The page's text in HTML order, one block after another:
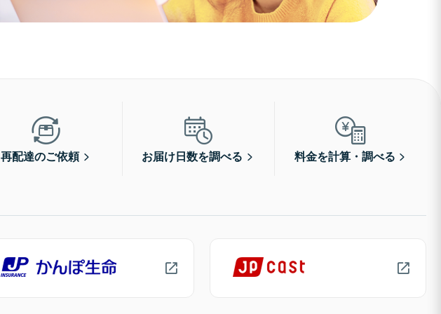
再配達のご依頼 お届け日数を調べる 料金を計算・調べる